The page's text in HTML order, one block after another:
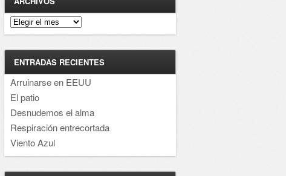
Archivos
ENTRADAS RECIENTES
Arruinarse en EEUU
El patio
Desnudemos el alma
Respiración entrecortada
Viento Azul